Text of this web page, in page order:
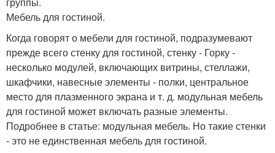
Мебель для гостиной.
Когда говорят о мебели для гостиной, подразумевают
прежде всего стенку для гостиной, стенку - Горку -
несколько модулей, включающих витрины, стеллажи,
шкафчики, навесные элементы - полки, центральное
место для плазменного экрана и т. д. модульная мебель
для гостиной может включать разные элементы.
Подробнее в статье: модульная мебель. Но такие стенки
- это не единственная мебель для гостиной.